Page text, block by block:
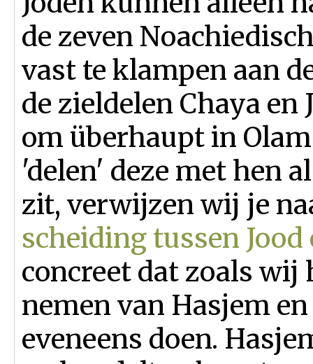
de zeven
vast te klampen aan
de zieldelen Chaya
om überhaupt in Olam
'delen' deze met hen
zit, verwijzen wij je
scheiding tussen Jood
concreet dat zoals wij
nemen van Hasjem
eveneens doen.